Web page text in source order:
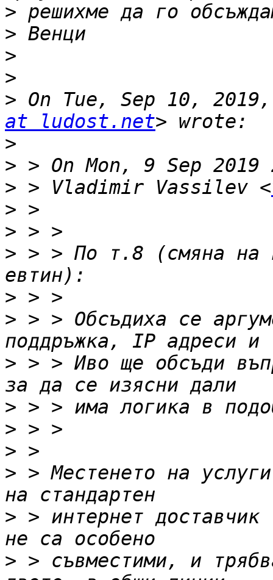
>
>
>
>
> On Tue, Sep 10,
at ludost.net
>
>
> > Vladimir Vassilev <
>
>
> > > По т.8 (смяна на
>
> > > Обсъдиха се
> > > Иво ще обсъди
>
>
>
> > Местенето на
> > интернет
> > съвместими, и